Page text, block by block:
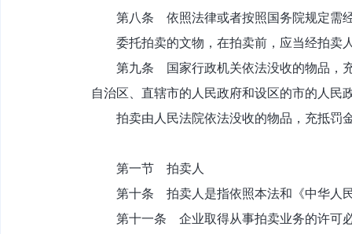
第八条 依照法律或者按照国务院规定需经
委托拍卖的文物，在拍卖前，应当经拍卖
第九条 国家行政机关依法没收的物品，充
自治区、直辖市的人民政府和设区的市的人民
拍卖由人民法院依法没收的物品，充抵罚
第一节 拍卖人
第十条 拍卖人是指依照本法和《中华人民
第十一条 企业取得从事拍卖业务的许可必